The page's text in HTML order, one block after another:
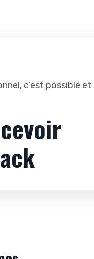
c’est possible